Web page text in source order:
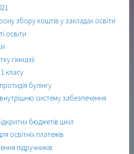
збору коштів у закладах освіти
освіти
гімназії
класу
булінгу
систему забезпечення
бюджетів шкіл
освітніх платежів
підручників